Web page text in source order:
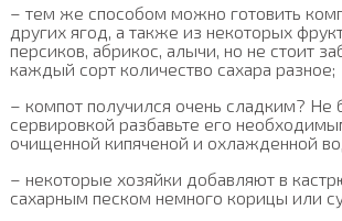
– тем же способом можно готовить
других ягод, а также из некоторых
персиков, абрикос, алычи, но не стоит
каждый сорт количество сахара разное;
– компот получился очень сладким? Не
сервировкой разбавьте его
очищенной кипяченой и охлажденной
– некоторые хозяйки добавляют в
сахарным песком немного корицы или